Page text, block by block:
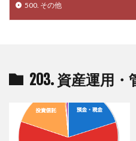
500. その他
203. 資産運用・